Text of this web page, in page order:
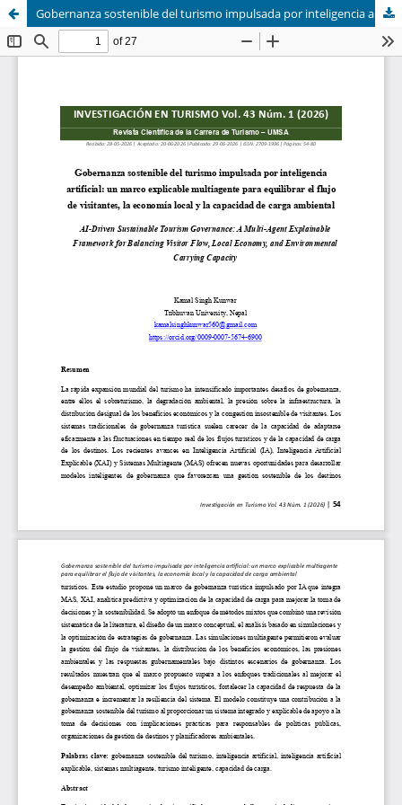
Gobernanza sostenible del turismo impulsada por inteligencia artificial: un marco explicable multiagente para equilibrar el flujo de visitantes, la economía local y la capacidad de carga ambiental